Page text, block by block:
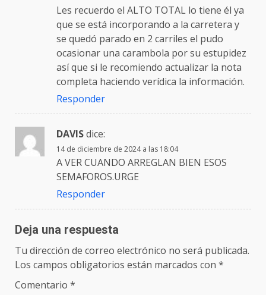
Les recuerdo el ALTO TOTAL lo tiene él ya
que se está incorporando a la carretera y
se quedó parado en 2 carriles el pudo
ocasionar una carambola por su estupidez
así que si le recomiendo actualizar la nota
completa haciendo verídica la información.
Responder
DAVISdice:
14 de diciembre de 2024 a las 18:04
A VER CUANDO ARREGLAN BIEN ESOS
SEMAFOROS.URGE
Responder
Deja una respuesta
Tu dirección de correo electrónico no será publicada.
Los campos obligatorios están marcados con *
Comentario *